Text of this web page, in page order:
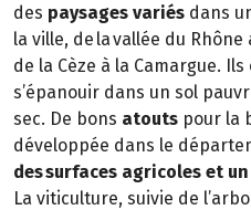
des paysages variés dans
la ville, de la vallée du
de la Cèze à la Camargue.
s’épanouir dans un sol
sec. De bons atouts pour la
développée dans le
des surfaces agricoles et
La viticulture, suivie de